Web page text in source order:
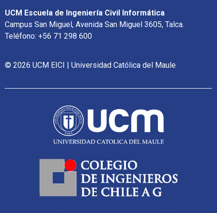
UCM Escuela de Ingeniería Civil Informática
Campus San Miguel, Avenida San Miguel 3605, Talca.
Teléfono: +56 71 298 600
© 2026 UCM EICI | Universidad Católica del Maule